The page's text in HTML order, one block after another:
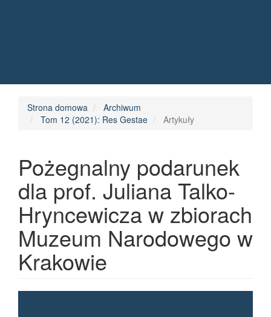
Main Content
Strona domowa
Archiwum
Tom 12 (2021): Res Gestae
Artykuły
Pożegnalny podarunek
dla prof. Juliana Talko-
Hryncewicza w zbiorach
Muzeum Narodowego w
Krakowie